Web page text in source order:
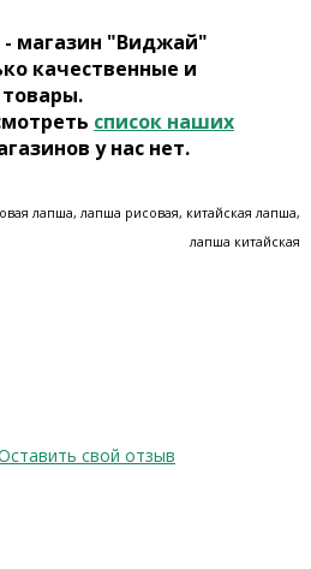
магазин "Виджай"
качественные и
список наших
у нас нет.
лапша, лапша рисовая, китайская лапша,
лапша китайская
свой отзыв